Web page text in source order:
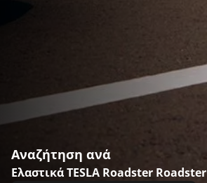
Αναζήτηση ανά
Ελαστικά TESLA Roadster Roadster